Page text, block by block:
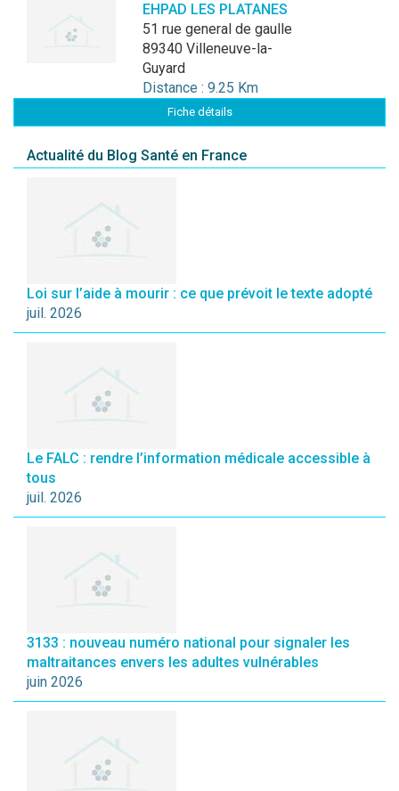
EHPAD LES PLATANES
51 rue general de gaulle
89340 Villeneuve-la-
Guyard
Distance : 9.25 Km
Fiche détails
Actualité du Blog Santé en France
Loi sur l’aide à mourir : ce que prévoit le texte adopté
juil. 2026
Le FALC : rendre l’information médicale accessible à
tous
juil. 2026
3133 : nouveau numéro national pour signaler les
maltraitances envers les adultes vulnérables
juin 2026